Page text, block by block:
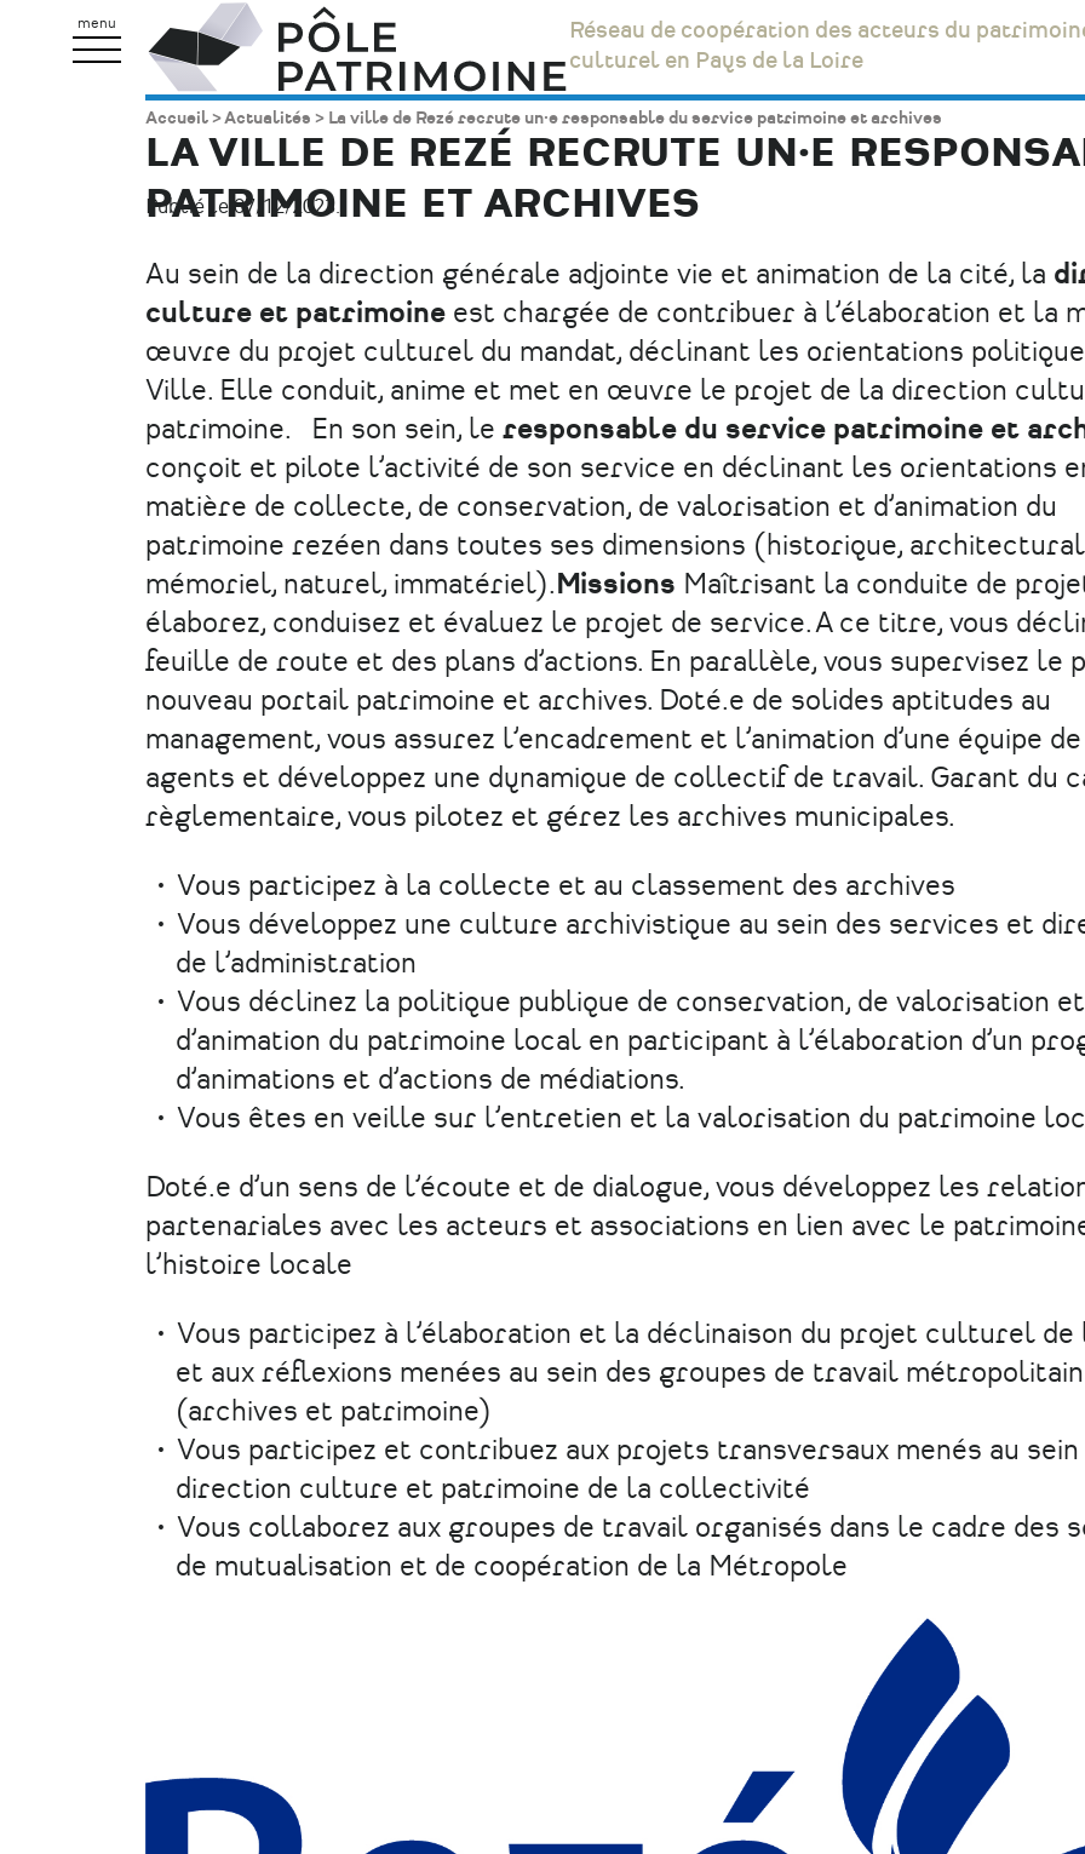
menu
Pôle
Patrimoine
Réseau de coopération des acteurs du
culturel en Pays de la Loire
Fil
d'Ariane
Accueil Actualités La ville de Rezé recrute un·e responsable du service patrimoine et archives
LA VILLE DE REZÉ RECRUTE UN·E
PATRIMOINE ET ARCHIVES
Publié le 07/12/2023.
Au sein de la direction générale adjointe vie et animation de la cité, la
culture et patrimoine est chargée de contribuer à l’élaboration et la
œuvre du projet culturel du mandat, déclinant les orientations
Ville. Elle conduit, anime et met en œuvre le projet de la direction
patrimoine. En son sein, le responsable du service patrimoine et
conçoit et pilote l’activité de son service en déclinant les orientations
matière de collecte, de conservation, de valorisation et d’animation du
patrimoine rezéen dans toutes ses dimensions (historique,
mémoriel, naturel, immatériel).Missions Maîtrisant la conduite de
élaborez, conduisez et évaluez le projet de service. A ce titre, vous
feuille de route et des plans d’actions. En parallèle, vous supervisez le
nouveau portail patrimoine et archives. Doté.e de solides aptitudes au
management, vous assurez l’encadrement et l’animation d’une équipe
agents et développez une dynamique de collectif de travail. Garant du
règlementaire, vous pilotez et gérez les archives municipales.
Vous participez à la collecte et au classement des archives
Vous développez une culture archivistique au sein des services et
de l’administration
Vous déclinez la politique publique de conservation, de valorisation et
d’animation du patrimoine local en participant à l’élaboration d’un
d’animations et d’actions de médiations.
Vous êtes en veille sur l’entretien et la valorisation du patrimoine
Doté.e d’un sens de l’écoute et de dialogue, vous développez les
partenariales avec les acteurs et associations en lien avec le
l’histoire locale
Vous participez à l’élaboration et la déclinaison du projet culturel
et aux réflexions menées au sein des groupes de travail
(archives et patrimoine)
Vous participez et contribuez aux projets transversaux menés au
direction culture et patrimoine de la collectivité
Vous collaborez aux groupes de travail organisés dans le cadre des
de mutualisation et de coopération de la Métropole